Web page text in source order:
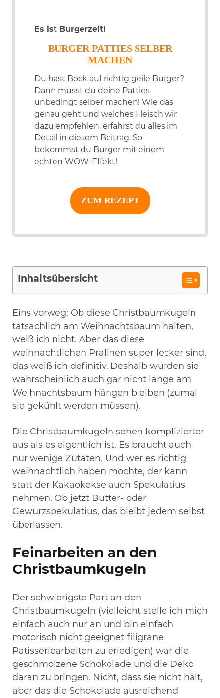
Es ist Burgerzeit!
BURGER PATTIES SELBER
MACHEN
Du hast Bock auf richtig geile Burger?
Dann musst du deine Patties
unbedingt selber machen! Wie das
genau geht und welches Fleisch wir
dazu empfehlen, erfährst du alles im
Detail in diesem Beitrag. So
bekommst du Burger mit einem
echten WOW-Effekt!
ZUM REZEPT
Inhaltsübersicht
Eins vorweg: Ob diese Christbaumkugeln
tatsächlich am Weihnachtsbaum halten,
weiß ich nicht. Aber das diese
weihnachtlichen Pralinen super lecker sind,
das weiß ich definitiv. Deshalb würden sie
wahrscheinlich auch gar nicht lange am
Weihnachtsbaum hängen bleiben (zumal
sie gekühlt werden müssen).
Die Christbaumkugeln sehen komplizierter
aus als es eigentlich ist. Es braucht auch
nur wenige Zutaten. Und wer es richtig
weihnachtlich haben möchte, der kann
statt der Kakaokekse auch Spekulatius
nehmen. Ob jetzt Butter- oder
Gewürzspekulatius, das bleibt jedem selbst
überlassen.
Feinarbeiten an den
Christbaumkugeln
Der schwierigste Part an den
Christbaumkugeln (vielleicht stelle ich mich
einfach auch nur an und bin einfach
motorisch nicht geeignet filigrane
Patisseriearbeiten zu erledigen) war die
geschmolzene Schokolade und die Deko
daran zu bringen. Nicht, dass sie nicht hält,
aber das die Schokolade ausreichend